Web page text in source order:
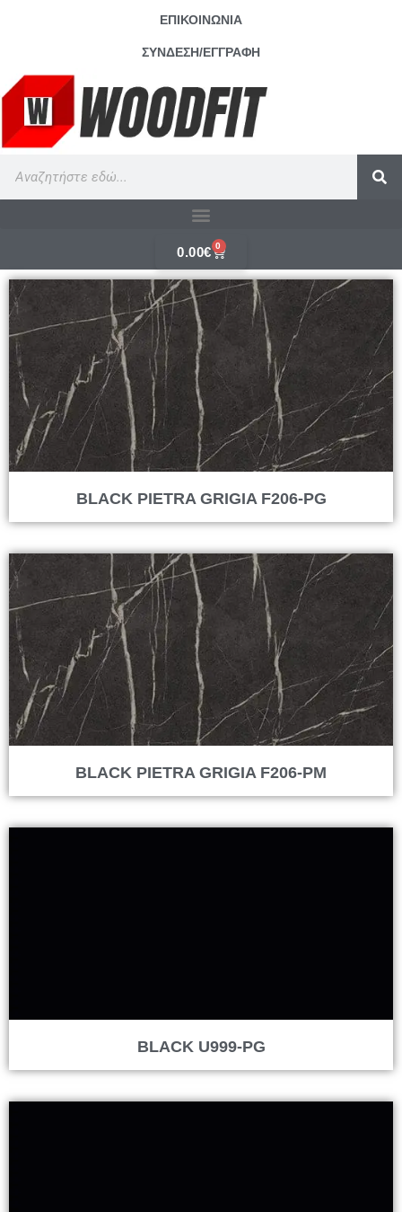
ΕΠΙΚΟΙΝΩΝΙΑ
ΣΥΝΔΕΣΗ/ΕΓΓΡΑΦΗ
0.00€ 0
BLACK PIETRA GRIGIA F206-PG
BLACK PIETRA GRIGIA F206-PM
BLACK U999-PG